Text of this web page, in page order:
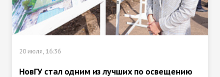
20 июля, 16:36
НовГУ стал одним из лучших по освещению